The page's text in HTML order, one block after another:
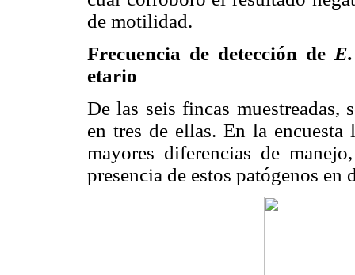
de motilidad.
Frecuencia de detección de
etario
De las seis fincas
en tres de ellas. En la encuesta
mayores diferencias de
presencia de estos patógenos en